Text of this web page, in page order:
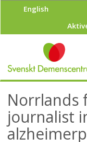
p
l
English
Norrlands
journalist